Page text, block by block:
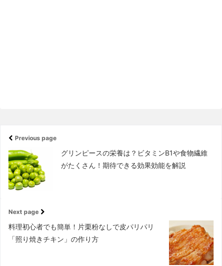
Previous page
グリンピースの栄養は？ビタミンB1や食物繊維
がたくさん！期待できる効果効能を解説
Next page
料理初心者でも簡単！片栗粉なしで皮パリパリ
「照り焼きチキン」の作り方